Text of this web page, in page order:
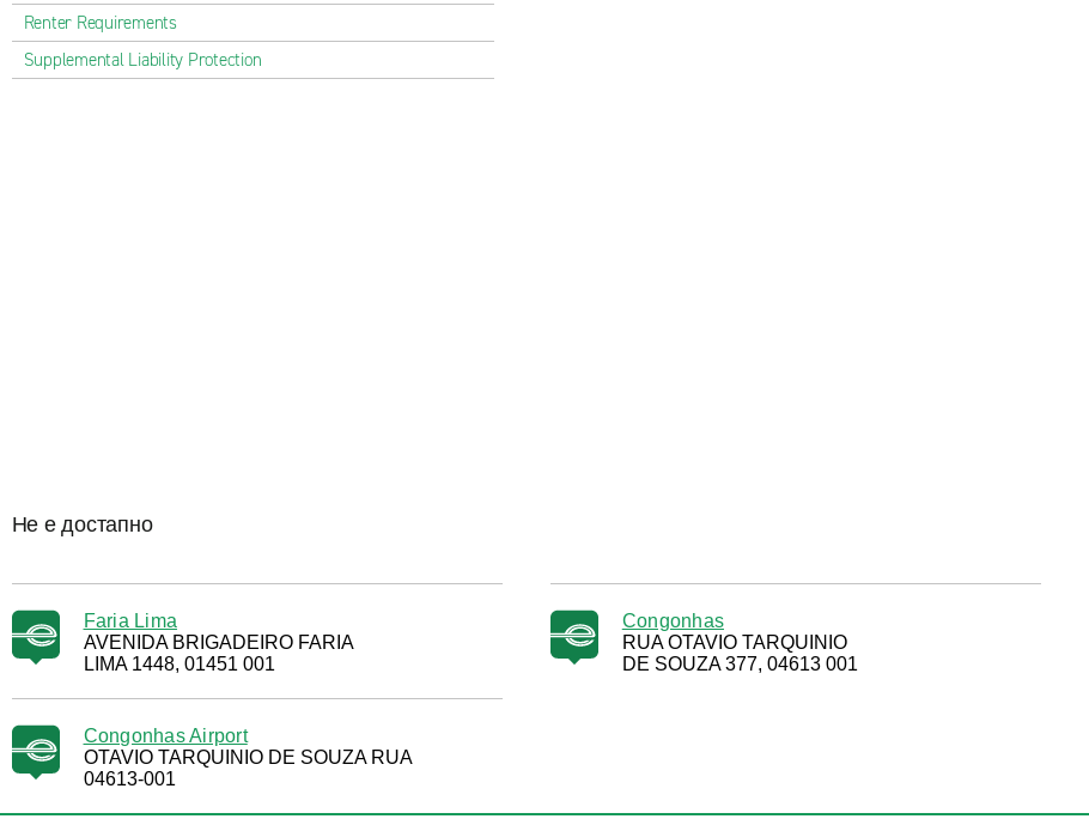
Renter Requirements
Supplemental Liability Protection
Не е достапно
Faria Lima
AVENIDA BRIGADEIRO FARIA
LIMA 1448, 01451 001
Congonhas
RUA OTAVIO TARQUINIO
DE SOUZA 377, 04613 001
Congonhas Airport
OTAVIO TARQUINIO DE SOUZA RUA
04613-001